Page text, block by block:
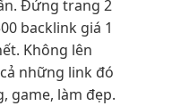
Đứng trang 2
backlink giá 1
Không lên
những link đó
game, làm đẹp.